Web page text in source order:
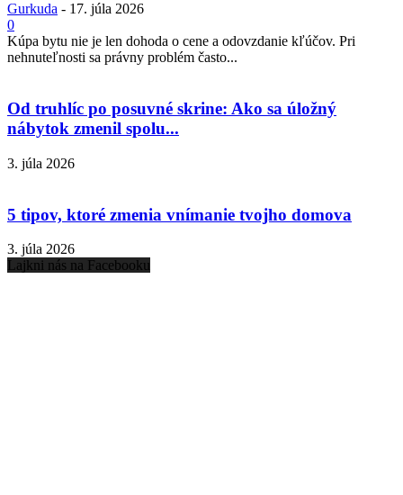
Gurkuda - 17. júla 2026
0
Kúpa bytu nie je len dohoda o cene a odovzdanie kľúčov. Pri
nehnuteľnosti sa právny problém často...
Od truhlíc po posuvné skrine: Ako sa úložný
nábytok zmenil spolu...
3. júla 2026
5 tipov, ktoré zmenia vnímanie tvojho domova
3. júla 2026
Lajkni nás na Facebooku